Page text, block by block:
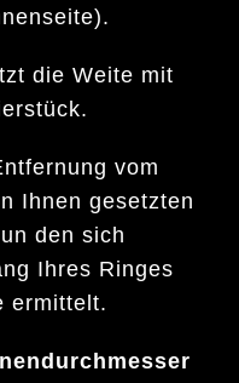
die Weite mit
vom
Ihnen gesetzten
den sich
Ihres Ringes
ermittelt.